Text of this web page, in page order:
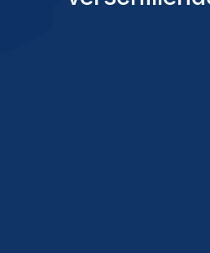
persoonlijk ben ik